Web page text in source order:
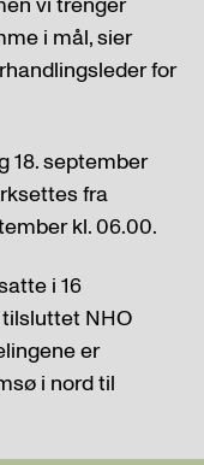
i mål, sier
for
18. september
fra
kl. 06.00.
i 16
NHO
er
i nord til